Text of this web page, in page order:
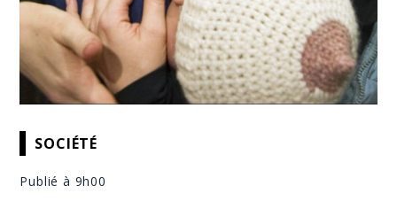
SOCIÉTÉ
Publié à 9h00